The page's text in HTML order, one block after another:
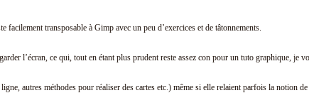
facilement transposable à Gimp avec un peu d’exercices et de tâtonnements.
l’écran, ce qui, tout en étant plus prudent reste assez con pour un tuto graphique, je
autres méthodes pour réaliser des cartes etc.) même si elle relaient parfois la notion